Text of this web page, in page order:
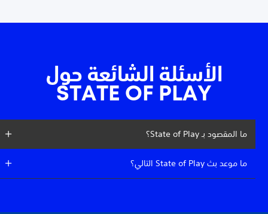
الأسئلة الشائعة حول
STATE OF PLAY
ما المقصود بـ State of Play؟
ما موعد بث State of Play التالي؟